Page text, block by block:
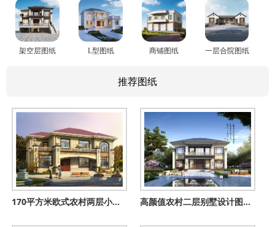
架空层图纸 L型图纸 商铺图纸 一层合院图纸
推荐图纸
170平方米欧式农村两层小别墅设计图纸带外观图，精致好看 高颜值农村二层别墅设计图，颜值在线造价不高，建房好选择！